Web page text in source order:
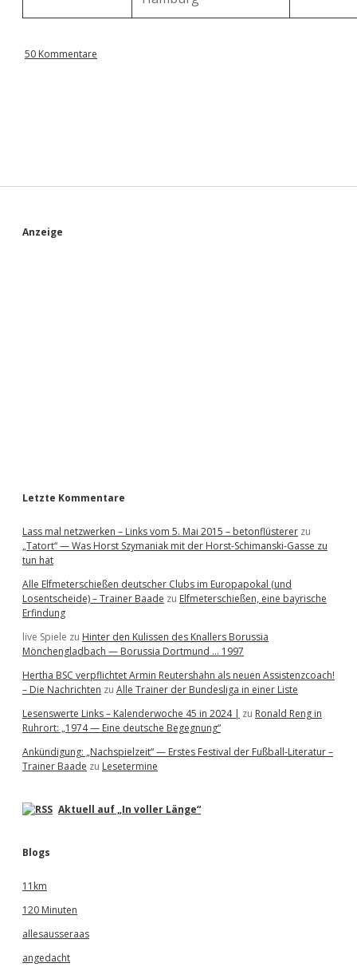
50 Kommentare
S
Anzeige
Letzte Kommentare
Lass mal netzwerken – Links vom 5. Mai 2015 – betonflüsterer zu
„Tatort“ — Was Horst Szymaniak mit der Horst-Schimanski-Gasse zu
tun hat
Alle Elfmeterschießen deutscher Clubs im Europapokal (und
Losentscheide) – Trainer Baade zu Elfmeterschießen, eine bayrische
Erfindung
live Spiele zu Hinter den Kulissen des Knallers Borussia
Mönchengladbach — Borussia Dortmund … 1997
Hertha BSC verpflichtet Armin Reutershahn als neuen Assistenzcoach!
– Die Nachrichten zu Alle Trainer der Bundesliga in einer Liste
Lesenswerte Links – Kalenderwoche 45 in 2024 | zu Ronald Reng in
Ruhrort: „1974 — Eine deutsche Begegnung“
Ankündigung: „Nachspielzeit“ — Erstes Festival der Fußball-Literatur –
Trainer Baade zu Lesetermine
Aktuell auf „In voller Länge“
Blogs
11km
120 Minuten
allesausseraas
angedacht